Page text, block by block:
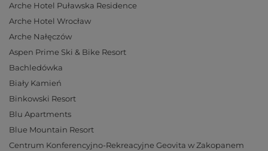
Arche Hotel Puławska Residence
Arche Hotel Wrocław
Arche Nałęczów
Aspen Prime Ski & Bike Resort
Bachledówka
Biały Kamień
Binkowski Resort
Blu Apartments
Blue Mountain Resort
Centrum Konferencyjno-Rekreacyjne Geovita w Zakopanem